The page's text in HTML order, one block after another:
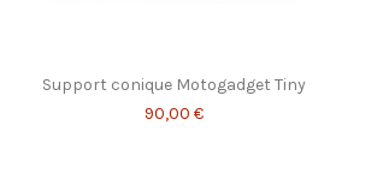
Support conique Motogadget Tiny
90,00 €